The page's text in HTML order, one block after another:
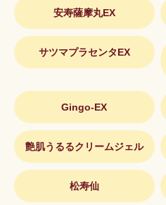
安寿薩摩丸EX
サツマプラセンタEX
Gingo-EX
艶肌うるるクリームジェル
松寿仙